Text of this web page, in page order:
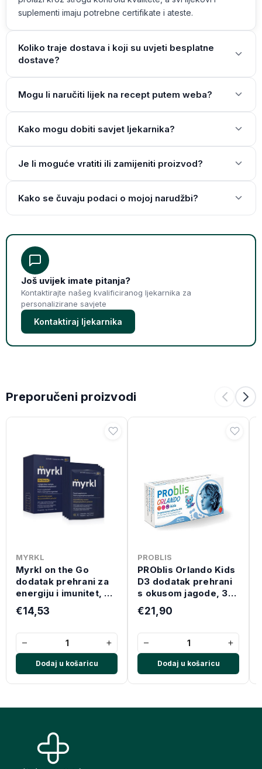
suplementi imaju potrebne certifikate i ateste.
Koliko traje dostava i koji su uvjeti besplatne
dostave?
Mogu li naručiti lijek na recept putem weba?
Kako mogu dobiti savjet ljekarnika?
Je li moguće vratiti ili zamijeniti proizvod?
Kako se čuvaju podaci o mojoj narudžbi?
Još uvijek imate pitanja?
Kontaktirajte našeg kvalificiranog ljekarnika za
personalizirane savjete
Kontaktiraj ljekarnika
Preporučeni proizvodi
MYRKL
Myrkl on the Go
dodatak prehrani za
energiju i imunitet, 8
kapsula
€14,53
− +
Dodaj u košaricu
PROBLIS
PROblis Orlando Kids
D3 dodatak prehrani
s okusom jagode, 30
pastila
€21,90
− +
Dodaj u košaricu